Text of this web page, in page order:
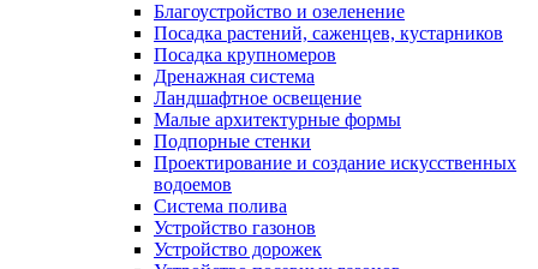
Благоустройство и озеленение
Посадка растений, саженцев, кустарников
Посадка крупномеров
Дренажная система
Ландшафтное освещение
Малые архитектурные формы
Подпорные стенки
Проектирование и создание искусственных
водоемов
Система полива
Устройство газонов
Устройство дорожек